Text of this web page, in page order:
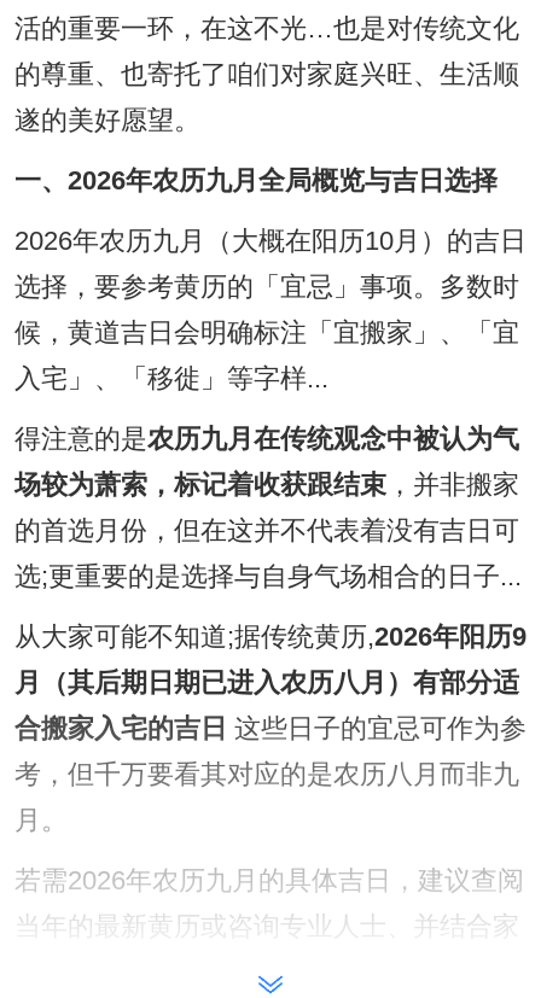
活的重要一环，在这不光…也是对传统文化
的尊重、也寄托了咱们对家庭兴旺、生活顺
遂的美好愿望。
一、2026年农历九月全局概览与吉日选择
2026年农历九月（大概在阳历10月）的吉日
选择，要参考黄历的「宜忌」事项。多数时
候，黄道吉日会明确标注「宜搬家」、「宜
入宅」、「移徙」等字样...
得注意的是农历九月在传统观念中被认为气
场较为萧索，标记着收获跟结束，并非搬家
的首选月份，但在这并不代表着没有吉日可
选;更重要的是选择与自身气场相合的日子...
从大家可能不知道;据传统黄历,2026年阳历9
月（其后期日期已进入农历八月）有部分适
合搬家入宅的吉日 这些日子的宜忌可作为参
考，但千万要看其对应的是农历八月而非九
月。
若需2026年农历九月的具体吉日，建议查阅
当年的最新黄历或咨询专业人士、并结合家
人的生辰八字进行精细筛选...